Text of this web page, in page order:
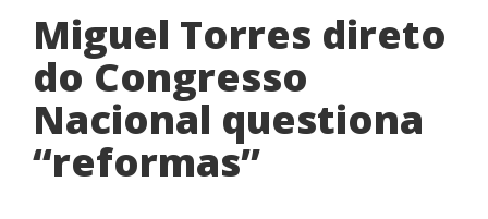
Miguel Torres direto
do Congresso
Nacional questiona
“reformas”